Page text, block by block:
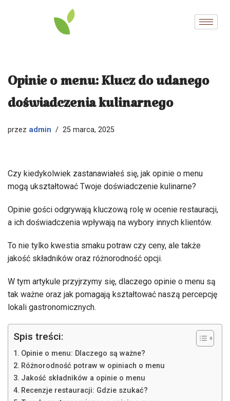
Opinie o menu: Klucz do udanego
doświadczenia kulinarnego
przez admin 25 marca, 2025
Czy kiedykolwiek zastanawiałeś się, jak opinie o menu
mogą ukształtować Twoje doświadczenie kulinarne?
Opinie gości odgrywają kluczową rolę w ocenie restauracji,
a ich doświadczenia wpływają na wybory innych klientów.
To nie tylko kwestia smaku potraw czy ceny, ale także
jakość składników oraz różnorodność opcji.
W tym artykule przyjrzymy się, dlaczego opinie o menu są
tak ważne oraz jak pomagają kształtować naszą percepcję
lokali gastronomicznych.
Spis treści:
Opinie o menu: Dlaczego są ważne?
Różnorodność potraw w opiniach o menu
Jakość składników a opinie o menu
Recenzje restauracji: Gdzie szukać?